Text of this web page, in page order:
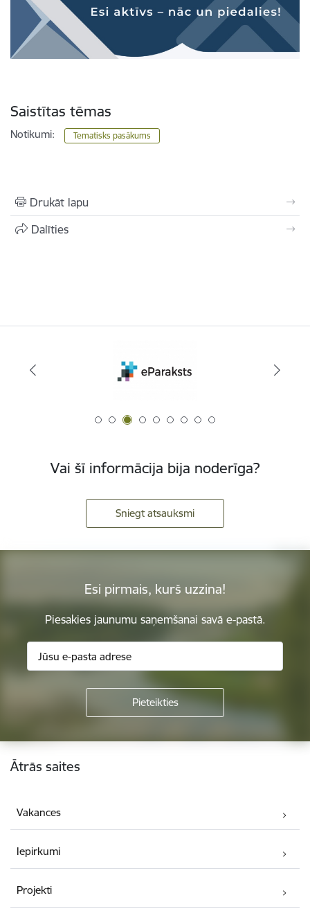
Saistītas tēmas
Notikumi: Tematisks pasākums
Drukāt lapu
Dalīties
Vai šī informācija bija noderīga?
Sniegt atsauksmi
Esi pirmais, kurš uzzina!
Piesakies jaunumu saņemšanai savā e-pastā.
Kājene
Ātrās saites
Vakances
Iepirkumi
Projekti